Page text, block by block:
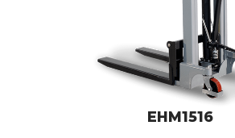
EHM1516